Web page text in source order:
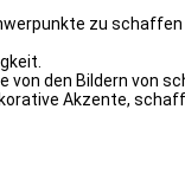
zu
den Bildern von
Akzente,